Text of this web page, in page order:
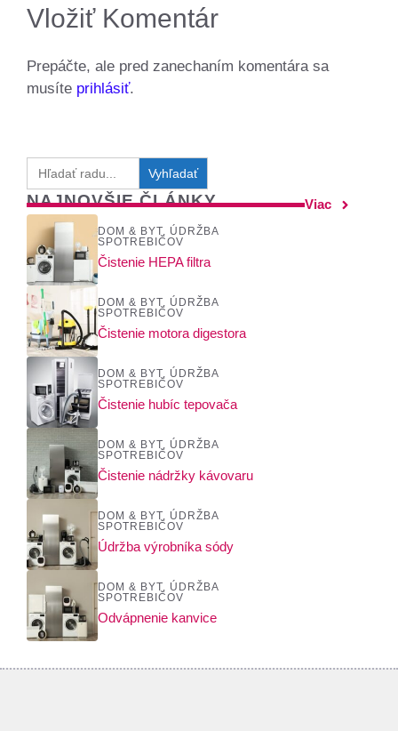
Vložiť Komentár
Prepáčte, ale pred zanechaním komentára sa
musíte prihlásiť.
for:
NAJNOVŠIE ČLÁNKY Viac
DOM & BYT, ÚDRŽBA
SPOTREBIČOV
Čistenie HEPA filtra
DOM & BYT, ÚDRŽBA
SPOTREBIČOV
Čistenie motora digestora
DOM & BYT, ÚDRŽBA
SPOTREBIČOV
Čistenie hubíc tepovača
DOM & BYT, ÚDRŽBA
SPOTREBIČOV
Čistenie nádržky kávovaru
DOM & BYT, ÚDRŽBA
SPOTREBIČOV
Údržba výrobníka sódy
DOM & BYT, ÚDRŽBA
SPOTREBIČOV
Odvápnenie kanvice